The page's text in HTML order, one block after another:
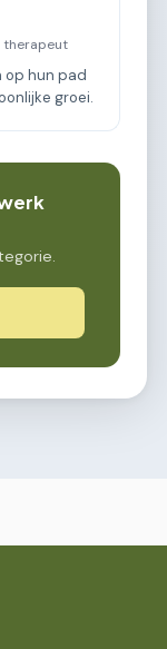
therapeut
op hun pad
groei.